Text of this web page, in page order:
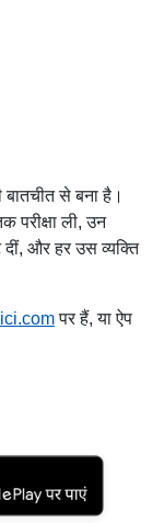
से बना है।
परीक्षा ली, उन
दीं, और हर उस व्यक्ति
पर हैं, या ऐप